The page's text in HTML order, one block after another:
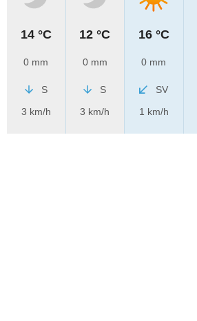
14 °C
0 mm
S
3 km/h
12 °C
0 mm
S
3 km/h
16 °C
0 mm
SV
1 km/h